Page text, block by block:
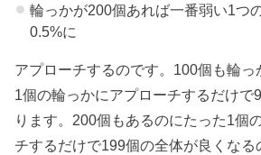
輪っかが200個あれば一番弱い1つ
0.5%に
アプローチするのです。100個も輪っ
1個の輪っかにアプローチするだけで
ります。200個もあるのにたった1個
チするだけで199個の全体が良くなる